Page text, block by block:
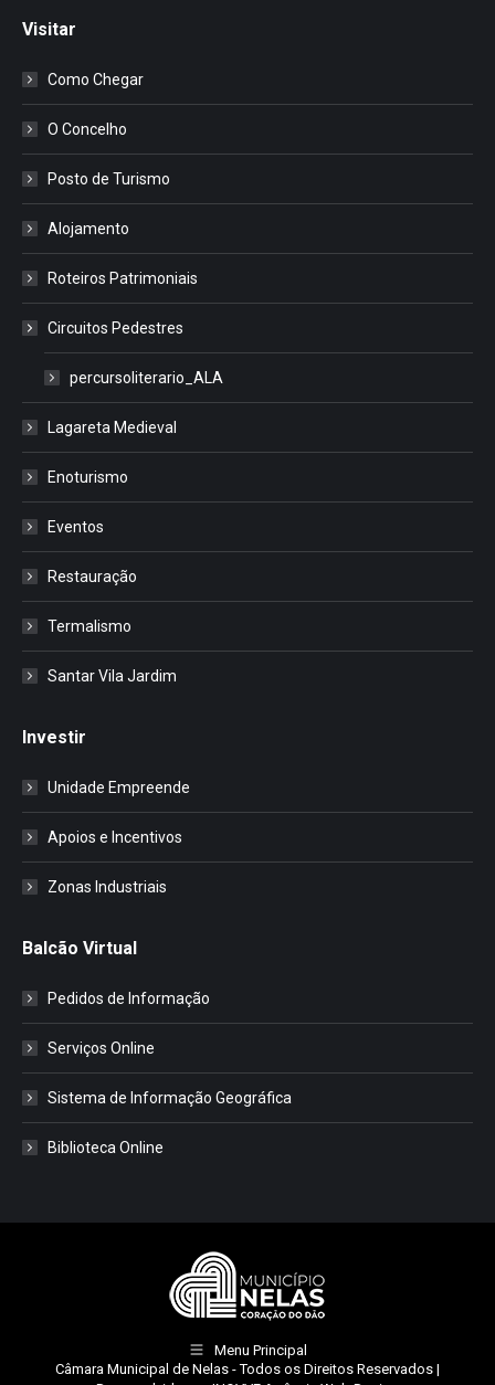
Visitar
Como Chegar
O Concelho
Posto de Turismo
Alojamento
Roteiros Patrimoniais
Circuitos Pedestres
percursoliterario_ALA
Lagareta Medieval
Enoturismo
Eventos
Restauração
Termalismo
Santar Vila Jardim
Investir
Unidade Empreende
Apoios e Incentivos
Zonas Industriais
Balcão Virtual
Pedidos de Informação
Serviços Online
Sistema de Informação Geográfica
Biblioteca Online
Menu Principal
Câmara Municipal de Nelas - Todos os Direitos Reservados |